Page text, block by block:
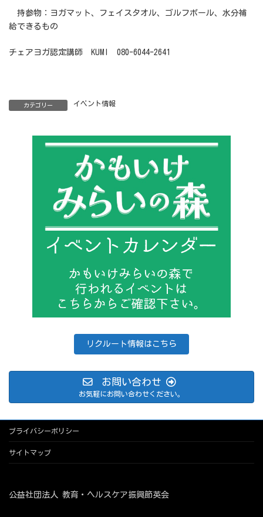
持参物：ヨガマット、フェイスタオル、ゴルフボール、水分補
給できるもの
チェアヨガ認定講師 KUMI 080-6044-2641
カテゴリー イベント情報
リクルート情報はこちら
お問い合わせ
お気軽にお問い合わせください。
プライバシーポリシー
サイトマップ
公益社団法人 教育・ヘルスケア振興節英会